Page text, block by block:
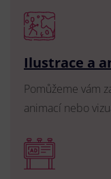
Ilustrace a
Pomůžeme vám
animací nebo